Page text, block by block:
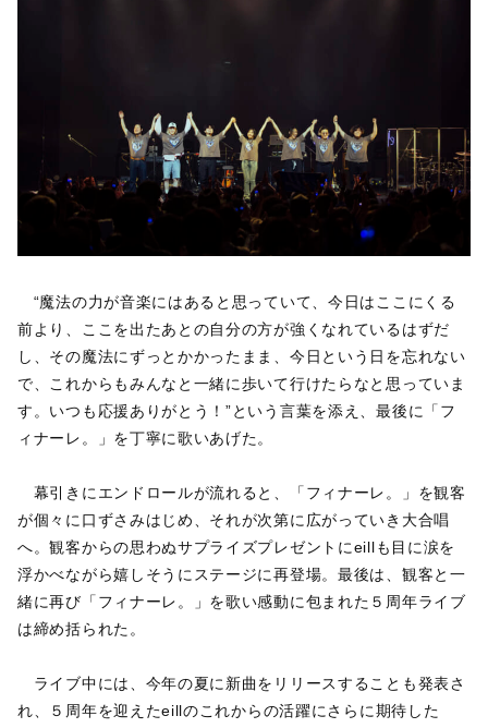
“魔法の力が音楽にはあると思っていて、今日はここにくる
前より、ここを出たあとの自分の方が強くなれているはずだ
し、その魔法にずっとかかったまま、今日という日を忘れない
で、これからもみんなと一緒に歩いて行けたらなと思っていま
す。いつも応援ありがとう！”という言葉を添え、最後に「フ
ィナーレ。」を丁寧に歌いあげた。
幕引きにエンドロールが流れると、「フィナーレ。」を観客
が個々に口ずさみはじめ、それが次第に広がっていき大合唱
へ。観客からの思わぬサプライズプレゼントにeillも目に涙を
浮かべながら嬉しそうにステージに再登場。最後は、観客と一
緒に再び「フィナーレ。」を歌い感動に包まれた５周年ライブ
は締め括られた。
ライブ中には、今年の夏に新曲をリリースすることも発表さ
れ、５周年を迎えたeillのこれからの活躍にさらに期待した